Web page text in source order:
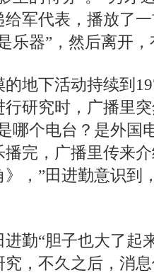
给军代表，播放了
乐器”，然后离开
地下活动持续到
行研究时，广播里
哪个电台？是外国
播完，广播里传来
》，”田进勤意识到
勤“胆子也大了起
究，不久之后，消